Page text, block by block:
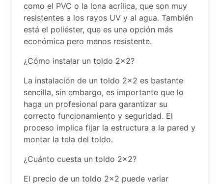
como el PVC o la lona acrílica, que son muy
resistentes a los rayos UV y al agua. También
está el poliéster, que es una opción más
económica pero menos resistente.
¿Cómo instalar un toldo 2×2?
La instalación de un toldo 2×2 es bastante
sencilla, sin embargo, es importante que lo
haga un profesional para garantizar su
correcto funcionamiento y seguridad. El
proceso implica fijar la estructura a la pared y
montar la tela del toldo.
¿Cuánto cuesta un toldo 2×2?
El precio de un toldo 2×2 puede variar